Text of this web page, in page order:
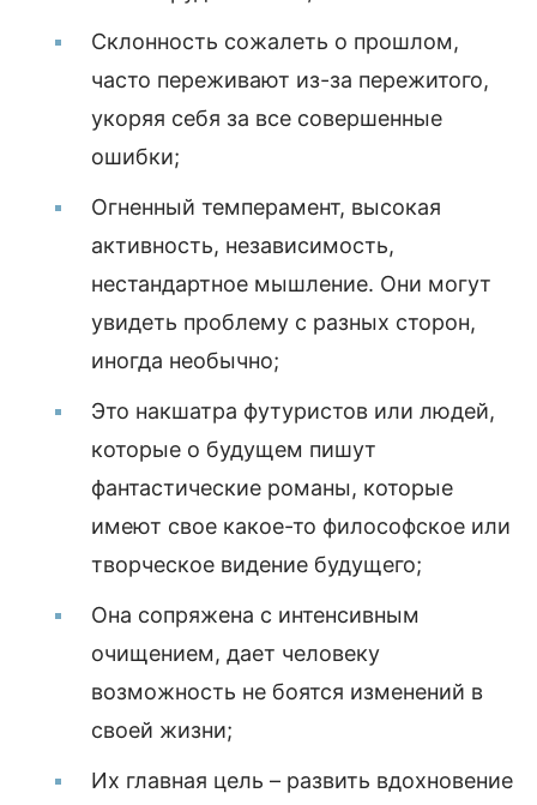
Склонность сожалеть о прошлом,
часто переживают из-за пережитого,
укоряя себя за все совершенные
ошибки;
Огненный темперамент, высокая
активность, независимость,
нестандартное мышление. Они могут
увидеть проблему с разных сторон,
иногда необычно;
Это накшатра футуристов или людей,
которые о будущем пишут
фантастические романы, которые
имеют свое какое-то философское или
творческое видение будущего;
Она сопряжена с интенсивным
очищением, дает человеку
возможность не боятся изменений в
своей жизни;
Их главная цель – развить вдохновение